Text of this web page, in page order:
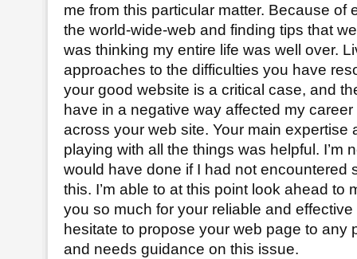
me from this particular matter. Because of
the world-wide-web and finding tips that
was thinking my entire life was well over.
approaches to the difficulties you have
your good website is a critical case, and
have in a negative way affected my career
across your web site. Your main expertise
playing with all the things was helpful. I’m
would have done if I had not encountered
this. I’m able to at this point look ahead to
you so much for your reliable and effective
hesitate to propose your web page to any
and needs guidance on this issue.